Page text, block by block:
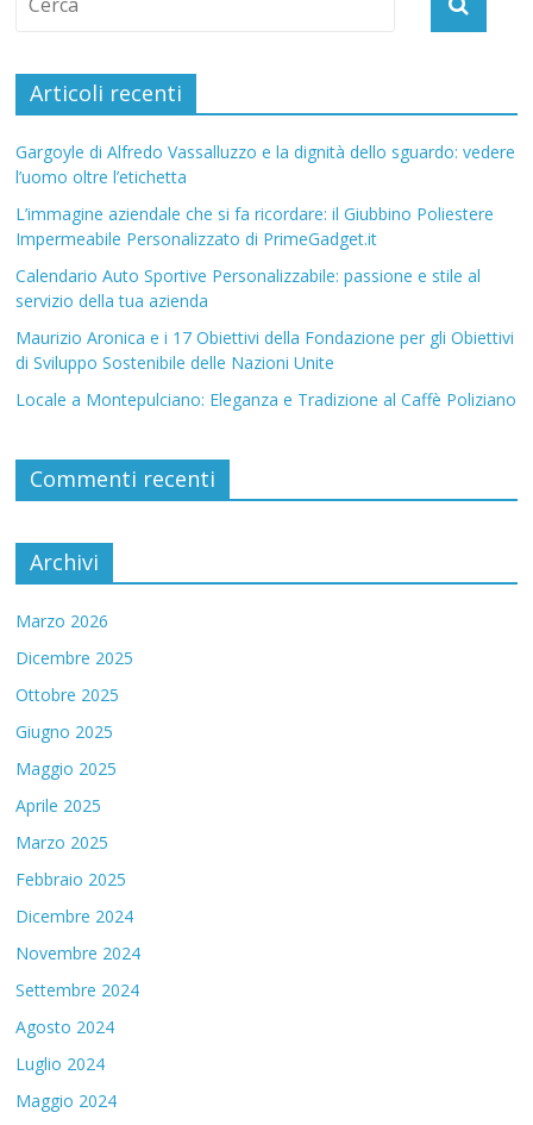
Articoli recenti
Gargoyle di Alfredo Vassalluzzo e la dignità dello sguardo: vedere
l’uomo oltre l’etichetta
L’immagine aziendale che si fa ricordare: il Giubbino Poliestere
Impermeabile Personalizzato di PrimeGadget.it
Calendario Auto Sportive Personalizzabile: passione e stile al
servizio della tua azienda
Maurizio Aronica e i 17 Obiettivi della Fondazione per gli Obiettivi
di Sviluppo Sostenibile delle Nazioni Unite
Locale a Montepulciano: Eleganza e Tradizione al Caffè Poliziano
Commenti recenti
Archivi
Marzo 2026
Dicembre 2025
Ottobre 2025
Giugno 2025
Maggio 2025
Aprile 2025
Marzo 2025
Febbraio 2025
Dicembre 2024
Novembre 2024
Settembre 2024
Agosto 2024
Luglio 2024
Maggio 2024